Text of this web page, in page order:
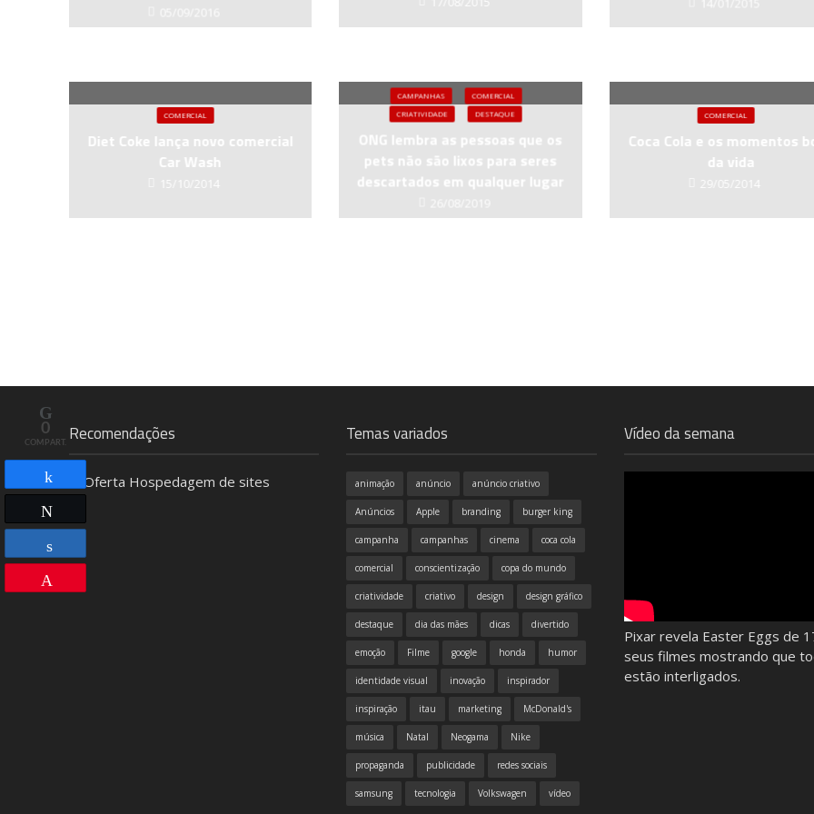
COMERCIAL
Diet Coke lança novo comercial
Car Wash
15/10/2014
CAMPANHAS
COMERCIAL
CRIATIVIDADE
DESTAQUE
ONG lembra as pessoas que os
pets não são lixos para seres
descartados em qualquer lugar
COMERCIAL
Coca Cola e os momentos
da vida
29/05/2014
Recomendações Temas variados
animação anúncio anúncio criativo
Anúncios Apple branding burger king
campanha campanhas cinema coca cola
comercial conscientização copa do mundo
criatividade criativo design design gráfico
destaque dia das mães dicas divertido
emoção Filme google honda humor
identidade visual inovação inspirador
inspiração itau marketing McDonald's
música Natal Neogama Nike
propaganda publicidade redes sociais
samsung tecnologia Volkswagen vídeo
Vídeo da semana
Pixar revela Easter Eggs de
seus filmes mostrando que
estão interligados.
0
COMPART.
Compartilhar
Compartilhar